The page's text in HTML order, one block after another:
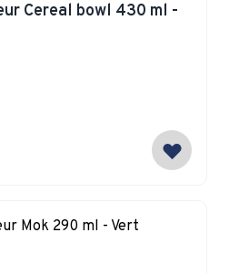
Cereal bowl 430 ml -